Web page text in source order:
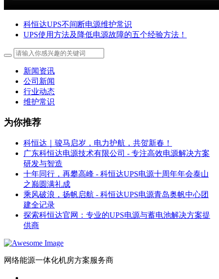
科恒达UPS不间断电源维护常识
UPS使用方法及降低电源故障的五个经验方法！
新闻资讯
公司新闻
行业动态
维护常识
为你推荐
科恒达｜骏马启岁，电力护航，共贺新春！
广东科恒达电源技术有限公司 - 专注高效电源解决方案
研发与智造
十年同行，再攀高峰 - 科恒达UPS电源十周年年会泰山
之巅圆满礼成
乘风破浪，扬帆启航 - 科恒达UPS电源青岛奥帆中心团
建全记录
探索科恒达官网：专业的UPS电源与蓄电池解决方案提
供商
网络能源一体化机房方案服务商